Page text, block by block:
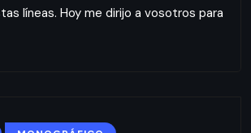
líneas. Hoy me dirijo a vosotros para